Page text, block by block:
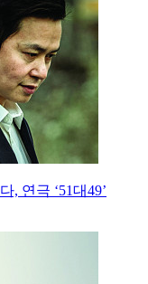
, 연극 ‘51대49’